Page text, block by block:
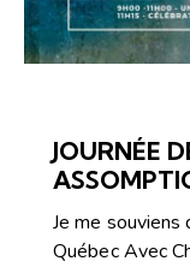
JOURNÉE
Je me
Québec Avec